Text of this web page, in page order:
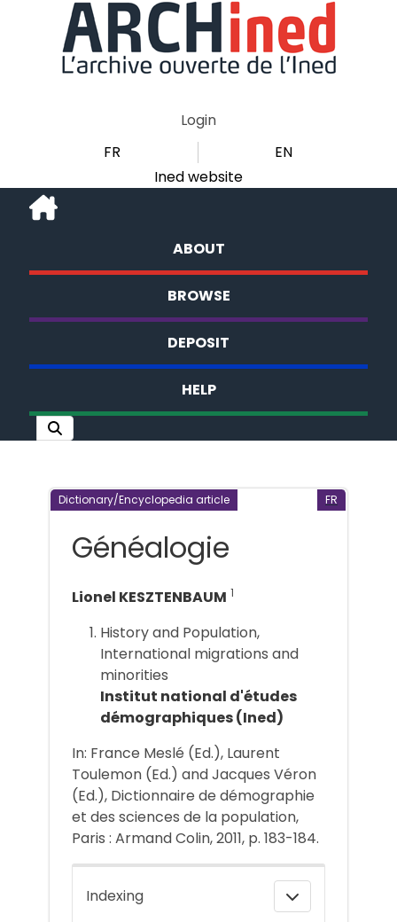
Login
FR
EN
Ined website
ABOUT
BROWSE
DEPOSIT
HELP
Dictionary/Encyclopedia article FR
Généalogie
Lionel KESZTENBAUM 1
History and Population,
International migrations and
minorities
Institut national d'études
démographiques (Ined)
In: France Meslé (Ed.), Laurent
Toulemon (Ed.) and Jacques Véron
(Ed.), Dictionnaire de démographie
et des sciences de la population,
Paris : Armand Colin, 2011, p. 183-184.
Indexing